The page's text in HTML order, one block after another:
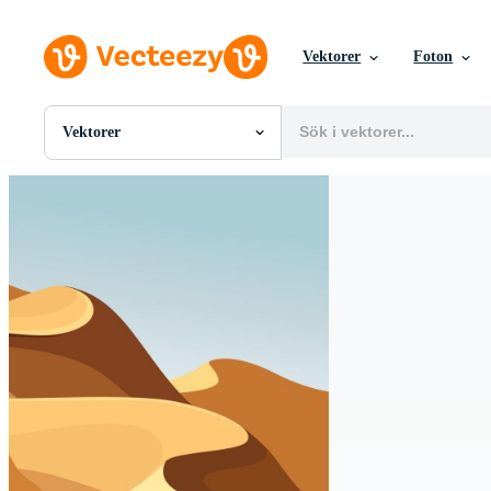
Vektorer Foton
Vektorer
Alla Bilder
Vektorer
Videor
Rörlig grafik
Redaktionella Bilder
Redaktionella Evenemang